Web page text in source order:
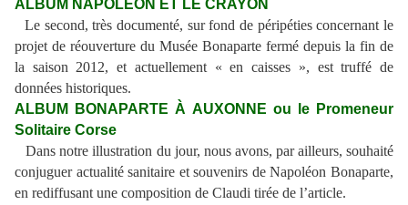
ALBUM NAPOLÉON ET LE CRAYON
Le second, très documenté, sur fond de péripéties concernant le
projet de réouverture du Musée Bonaparte fermé depuis la fin de
la saison 2012, et actuellement « en caisses », est truffé de
données historiques.
ALBUM BONAPARTE À AUXONNE ou le Promeneur
Solitaire Corse
Dans notre illustration du jour, nous avons, par ailleurs, souhaité
conjuguer actualité sanitaire et souvenirs de Napoléon Bonaparte,
en rediffusant une composition de Claudi tirée de l’article.